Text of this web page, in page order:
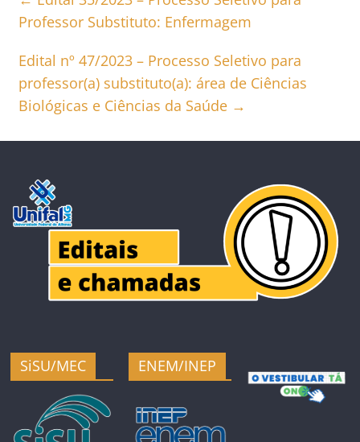
Professor Substituto: Enfermagem
Edital nº 47/2023 – Processo Seletivo para
professor(a) substituto(a): área de Ciências
Biológicas e Ciências da Saúde →
SiSU/MEC ENEM/INEP